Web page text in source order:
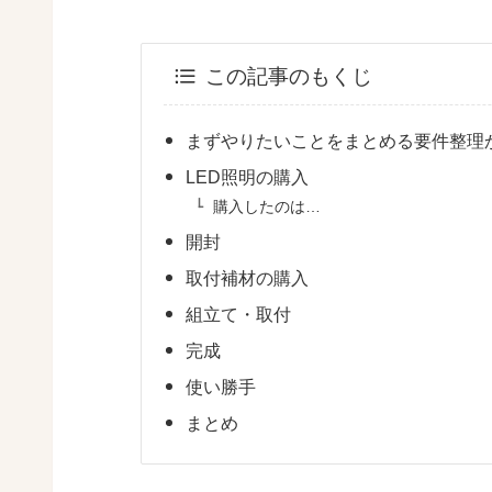
この記事のもくじ
まずやりたいことをまとめる要件整理
LED照明の購入
購入したのは…
開封
取付補材の購入
組立て・取付
完成
使い勝手
まとめ